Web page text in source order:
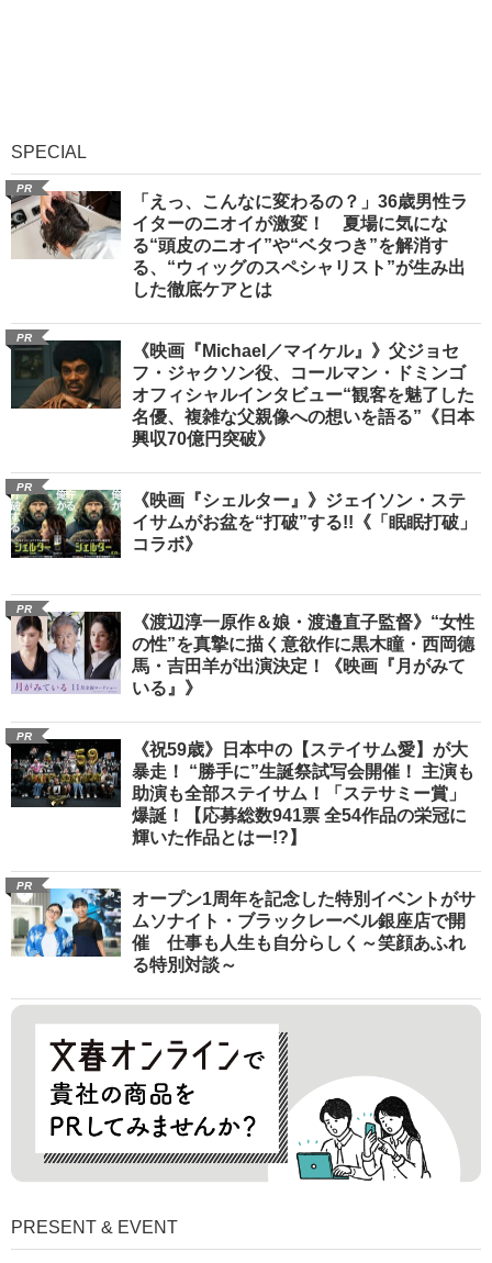
SPECIAL
PR
「えっ、こんなに変わるの？」36歳男性ラ
イターのニオイが激変！ 夏場に気にな
る“頭皮のニオイ”や“ベタつき”を解消す
る、“ウィッグのスペシャリスト”が生み出
した徹底ケアとは
PR
《映画『Michael／マイケル』》父ジョセ
フ・ジャクソン役、コールマン・ドミンゴ
オフィシャルインタビュー“観客を魅了した
名優、複雑な父親像への想いを語る”《日本
興収70億円突破》
PR
《映画『シェルター』》ジェイソン・ステ
イサムがお盆を“打破”する!!《「眠眠打破」
コラボ》
PR
《渡辺淳一原作＆娘・渡邉直子監督》“女性
の性”を真摯に描く意欲作に黒木瞳・西岡德
馬・吉田羊が出演決定！《映画『月がみて
いる』》
PR
《祝59歳》日本中の【ステイサム愛】が大
暴走！ “勝手に”生誕祭試写会開催！ 主演も
助演も全部ステイサム！「ステサミー賞」
爆誕！【応募総数941票 全54作品の栄冠に
輝いた作品とはー!?】
PR
オープン1周年を記念した特別イベントがサ
ムソナイト・ブラックレーベル銀座店で開
催 仕事も人生も自分らしく～笑顔あふれ
る特別対談～
PRESENT & EVENT